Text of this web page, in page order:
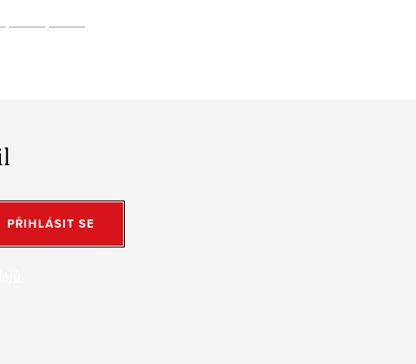
PŘIHLÁSIT SE